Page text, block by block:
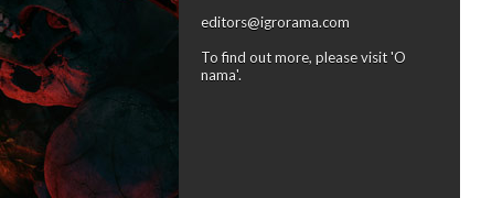
editors@igrorama.com
To find out more, please visit 'O
nama'.